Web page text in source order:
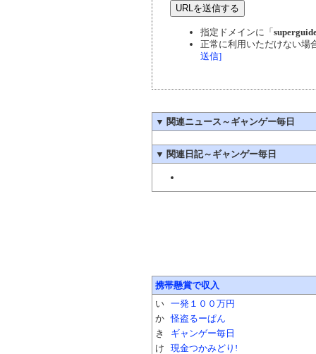
指定ドメインに「
正常に利用いただけない場
送信]
▼ 関連ニュース～ギャンゲー毎日
▼ 関連日記～ギャンゲー毎日
携帯懸賞で収入
い 一発１００万円
か 怪盗るーぱん
き
ギャンゲー毎日
け
現金つかみどり!